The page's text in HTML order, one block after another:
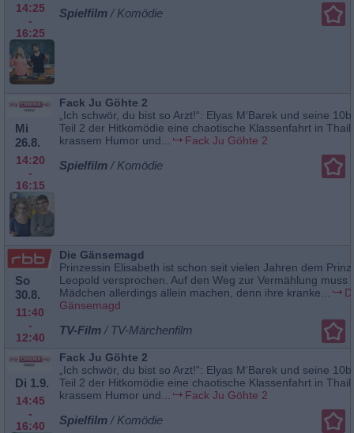
14:25
-
16:25
Spielfilm / Komödie
Mi
26.8.
14:20
-
16:15
Fack Ju Göhte 2
„Ich schwör, du bist so Arzt!“: Elyas M‘Barek und seine
Teil 2 der Hitkomödie eine chaotische Klassenfahrt in
krassem Humor und...
Fack Ju Göhte 2
Spielfilm / Komödie
So
30.8.
11:40
-
12:40
Die Gänsemagd
Prinzessin Elisabeth ist schon seit vielen Jahren dem
Leopold versprochen. Auf den Weg zur Vermählung muss
Mädchen allerdings allein machen, denn ihre kranke...
Gänsemagd
TV-Film / TV-Märchenfilm
Di 1.9.
14:45
-
16:40
Fack Ju Göhte 2
„Ich schwör, du bist so Arzt!“: Elyas M‘Barek und seine
Teil 2 der Hitkomödie eine chaotische Klassenfahrt in
krassem Humor und...
Fack Ju Göhte 2
Spielfilm / Komödie